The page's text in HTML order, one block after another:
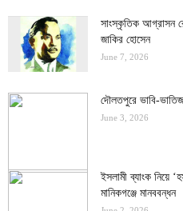
সাংস্কৃতিক আগ্রাসন
জাকির হোসেন
June 7, 2026
দৌলতপুরে ভাবি-
June 3, 2026
ইসলামী ব্যাংক নিয়ে
মানিকগঞ্জে মানববন্ধন